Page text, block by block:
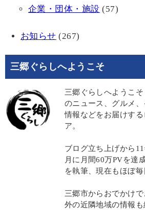
企業・団体・施設 (57)
お知らせ (267)
三郷ぐらしへようこそ
三郷ぐらしへようこ
のニュース、グルメ
情報などをお届けす
ア。
ブログ立ち上げから
月に月間60万PVを達
を執筆、現在もほぼ毎
三郷市からおでかけ
外の近隣地域の情報も